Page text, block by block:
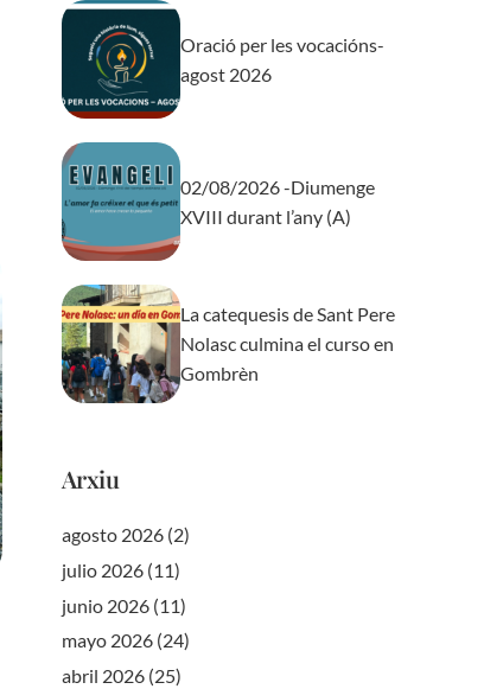
Oració per les vocacións-
agost 2026
02/08/2026 -Diumenge
XVIII durant l’any (A)
La catequesis de Sant Pere
Nolasc culmina el curso en
Gombrèn
Arxiu
agosto 2026 (2)
julio 2026 (11)
junio 2026 (11)
mayo 2026 (24)
abril 2026 (25)